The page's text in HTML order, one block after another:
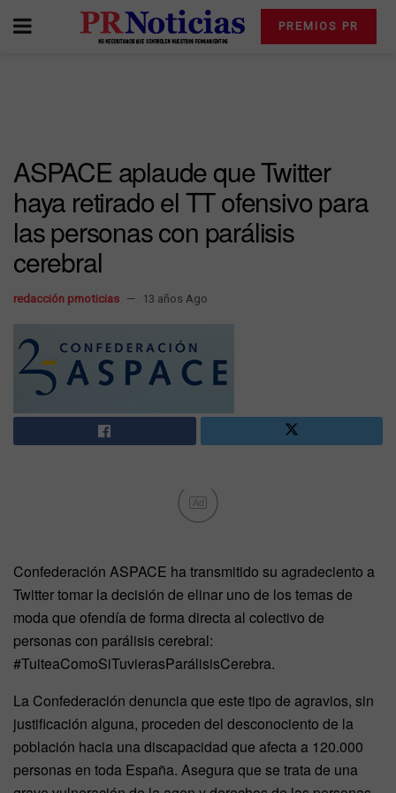
PREMIOS PR
ASPACE aplaude que Twitter
haya retirado el TT ofensivo para
las personas con parálisis
cerebral
redacción prnoticias 13 años Ago
Ad
Confederación ASPACE ha transmitido su agradeciento a
Twitter tomar la decisión de elinar uno de los temas de
moda que ofendía de forma directa al colectivo de
personas con parálisis cerebral:
#TuiteaComoSiTuvierasParálisisCerebra.
La Confederación denuncia que este tipo de agravios, sin
justificación alguna, proceden del desconociento de la
población hacia una discapacidad que afecta a 120.000
personas en toda España. Asegura que se trata de una